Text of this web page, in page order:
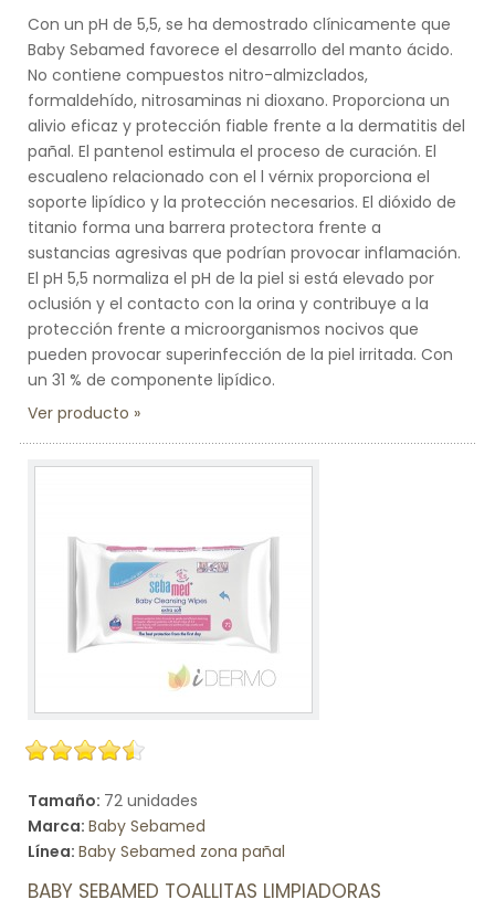
Con un pH de 5,5, se ha demostrado clínicamente que
Baby Sebamed favorece el desarrollo del manto ácido.
No contiene compuestos nitro-almizclados,
formaldehído, nitrosaminas ni dioxano. Proporciona un
alivio eficaz y protección fiable frente a la dermatitis del
pañal. El pantenol estimula el proceso de curación. El
escualeno relacionado con el l vérnix proporciona el
soporte lipídico y la protección necesarios. El dióxido de
titanio forma una barrera protectora frente a
sustancias agresivas que podrían provocar inflamación.
El pH 5,5 normaliza el pH de la piel si está elevado por
oclusión y el contacto con la orina y contribuye a la
protección frente a microorganismos nocivos que
pueden provocar superinfección de la piel irritada. Con
un 31 % de componente lipídico.
Ver producto
Tamaño: 72 unidades
Marca: Baby Sebamed
Línea: Baby Sebamed zona pañal
BABY SEBAMED TOALLITAS LIMPIADORAS